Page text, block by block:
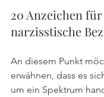
20 Anzeichen
narzisstische
An diesem Punkt
erwähnen, dass es
um ein Spektrum